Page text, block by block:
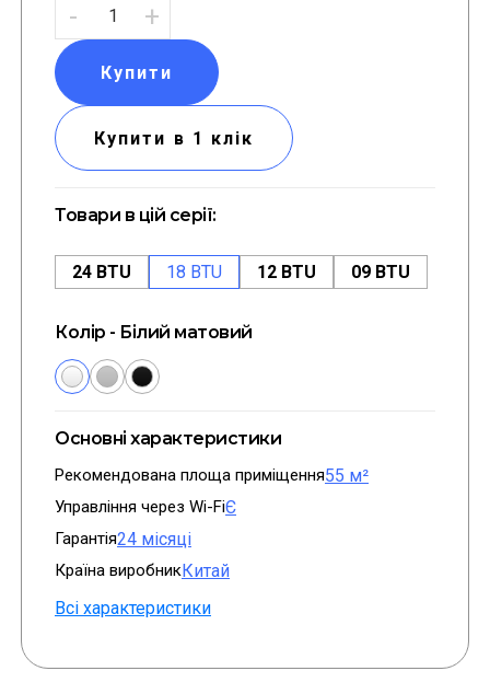
- +
Купити
Купити в 1 клік
Товари в цій серії:
24 BTU 18 BTU 12 BTU 09 BTU
Колір - Білий матовий
Основні характеристики
Рекомендована площа приміщення55 м²
Управління через Wi-FiЄ
Гарантія24 місяці
Країна виробникКитай
Всі характеристики